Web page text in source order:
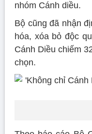
nhóm Cánh diều.
Bộ cũng đã nhận
hóa, xóa bỏ độc
Cánh Diều chiếm
chọn.